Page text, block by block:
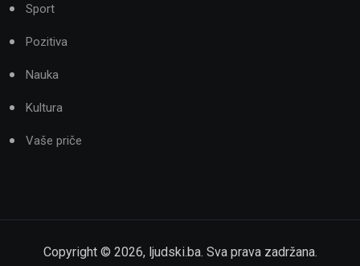
Sport
Pozitiva
Nauka
Kultura
Vaše priče
Copyright © 2026, ljudski.ba. Sva prava zadržana.